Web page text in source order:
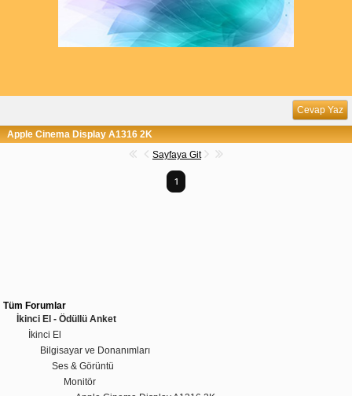
Cevap Yaz
Apple Cinema Display A1316 2K
Sayfaya Git
1
Tüm Forumlar
İkinci El - Ödüllü Anket
İkinci El
Bilgisayar ve Donanımları
Ses & Görüntü
Monitör